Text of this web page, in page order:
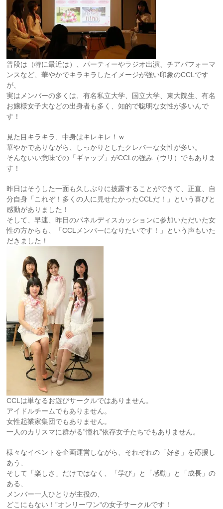
普段は（特に最近は）、パーティーやラジオ出演、チアパフォーマ
ンスなど、華やかでキラキラしたイメージが強い印象のCCLです
が、
実はメンバーの多くは、有名私立大学、国立大学、東大院生、有名
お嬢様女子大などの出身者も多く、知的で聡明な女性が多いんで
す！
見た目キラキラ、中身はキレキレ！ｗ
華やかでありながら、しっかりとしたクレバーな女性が多い。
そんないい意味での「ギャップ」がCCLの強み（ウリ）でもありま
す！
昨日はそうした一面も久しぶりに披露することができて、正直、自
分自身「これぞ！多くの人に見せたかったCCLだ！」という喜びと
感動がありました！
そして、早速、昨日のパネルディスカッションに参加いただいた女
性の方からも、「CCLメンバーになりたいです！」という声もいた
だきました！
CCLは単なるお遊びサークルではありません。
アイドルチームでもありません。
女性起業家集団でもありません。
一人のカリスマに群がる”憧れ”依存女子たちでもありません。
様々なイベントを企画運営しながら、それぞれの「好き」を応援し
あう、
そして「楽しさ」だけではなく、「学び」と「感動」と「成長」の
ある、
メンバー一人ひとりが主役の、
どこにもない！”オンリーワン“の女子サークルです！